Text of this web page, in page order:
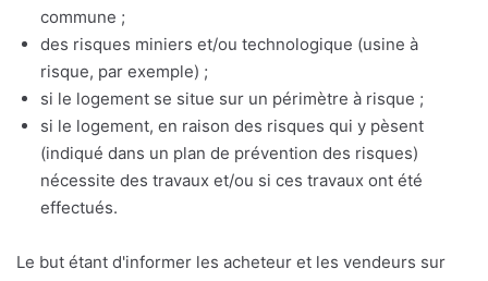
commune ;
des risques miniers et/ou technologique (usine à
risque, par exemple) ;
si le logement se situe sur un périmètre à risque ;
si le logement, en raison des risques qui y pèsent
(indiqué dans un plan de prévention des risques)
nécessite des travaux et/ou si ces travaux ont été
effectués.
Le but étant d'informer les acheteur et les vendeurs sur